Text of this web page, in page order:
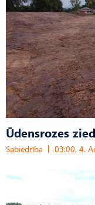
Ūdensrozes
Sabiedrība 03:00, 4.